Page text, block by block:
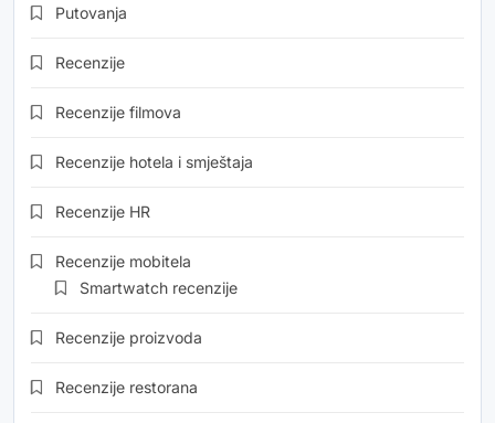
Putovanja
Recenzije
Recenzije filmova
Recenzije hotela i smještaja
Recenzije HR
Recenzije mobitela
Smartwatch recenzije
Recenzije proizvoda
Recenzije restorana